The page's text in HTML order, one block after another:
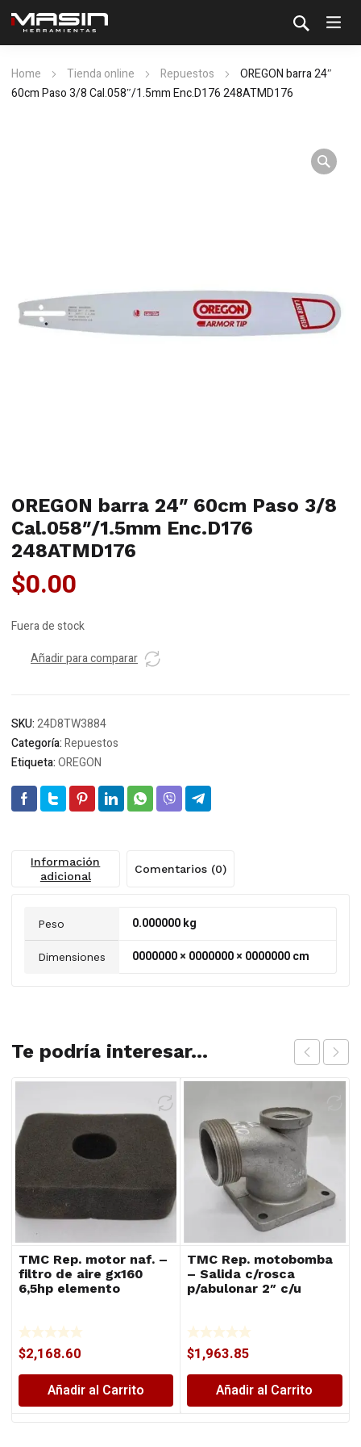
Home Tienda online Repuestos
OREGON barra 24″
60cm Paso 3/8 Cal.058″/1.5mm Enc.D176 248ATMD176
OREGON barra 24″ 60cm Paso 3/8
Cal.058″/1.5mm Enc.D176
248ATMD176
$0.00
Fuera de stock
Añadir para comparar
SKU:24D8TW3884
Categoría:Repuestos
Etiqueta:OREGON
Información
adicional
Comentarios (0)
Peso 0.000000 kg
Dimensiones 0000000 × 0000000 × 0000000 cm
Te podría interesar...
TMC Rep. motor naf. –
filtro de aire gx160
6,5hp elemento
$2,168.60
Añadir al Carrito
TMC Rep. motobomba
– Salida c/rosca
p/abulonar 2″ c/u
$1,963.85
Añadir al Carrito